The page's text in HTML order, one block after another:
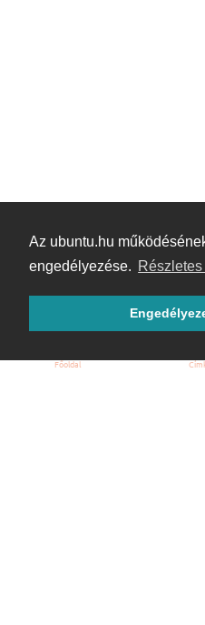
Az ubuntu.hu
engedélyezése.
Főoldal